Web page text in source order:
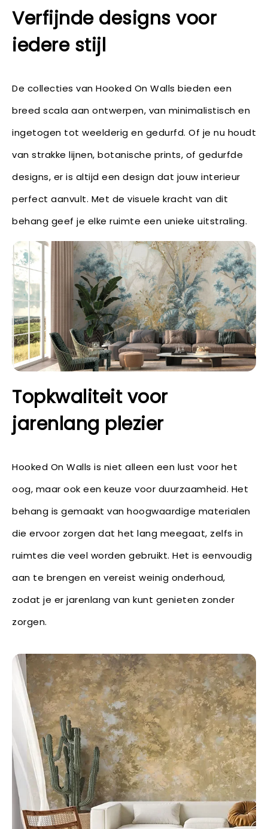
Verfijnde designs voor
iedere stijl
De collecties van Hooked On Walls bieden een
breed scala aan ontwerpen, van minimalistisch en
ingetogen tot weelderig en gedurfd. Of je nu houdt
van strakke lijnen, botanische prints, of gedurfde
designs, er is altijd een design dat jouw interieur
perfect aanvult. Met de visuele kracht van dit
behang geef je elke ruimte een unieke uitstraling.
Topkwaliteit voor
jarenlang plezier
Hooked On Walls is niet alleen een lust voor het
oog, maar ook een keuze voor duurzaamheid. Het
behang is gemaakt van hoogwaardige materialen
die ervoor zorgen dat het lang meegaat, zelfs in
ruimtes die veel worden gebruikt. Het is eenvoudig
aan te brengen en vereist weinig onderhoud,
zodat je er jarenlang van kunt genieten zonder
zorgen.